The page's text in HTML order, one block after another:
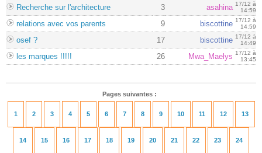
Recherche sur l'architecture 3 asahina 17/12 à
14:59
relations avec vos parents 9 biscottine 17/12 à
14:59
osef ? 17 biscottine 17/12 à
14:49
les marques !!!!! 26 Mwa_Maelys 17/12 à
13:45
Pages suivantes :
1 2 3 4 5 6 7 8 9 10 11 12 13
14 15 16 17 18 19 20 21 22 23 24